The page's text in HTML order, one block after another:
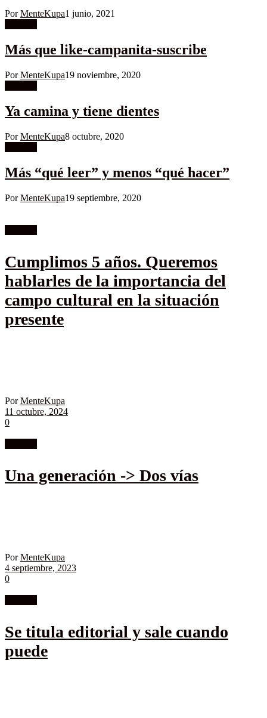
PorMenteKupa1 junio, 2021
Más que like-campanita-suscribe
PorMenteKupa19 noviembre, 2020
Ya camina y tiene dientes
PorMenteKupa8 octubre, 2020
Más “qué leer” y menos “qué hacer”
PorMenteKupa19 septiembre, 2020
Cumplimos 5 años. Queremos
hablarles de la importancia del
campo cultural en la situación
presente
Por MenteKupa
11 octubre, 2024
0
Una generación -> Dos vías
Por MenteKupa
4 septiembre, 2023
0
Se titula editorial y sale cuando
puede